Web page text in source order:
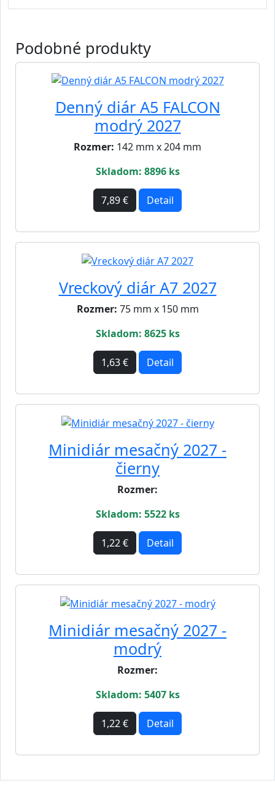
Podobné produkty
Denný diár A5 FALCON
modrý 2027
Rozmer: 142 mm x 204 mm
Skladom: 8896 ks
7,89 € Detail
Vreckový diár A7 2027
Rozmer: 75 mm x 150 mm
Skladom: 8625 ks
1,63 € Detail
Minidiár mesačný 2027 -
čierny
Rozmer:
Skladom: 5522 ks
1,22 € Detail
Minidiár mesačný 2027 -
modrý
Rozmer:
Skladom: 5407 ks
1,22 € Detail